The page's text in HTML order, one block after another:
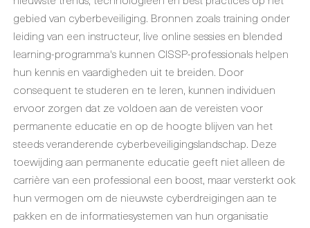
gebied van cyberbeveiliging. Bronnen zoals training onder
leiding van een instructeur, live online sessies en blended
learning-programma's kunnen CISSP-professionals helpen
hun kennis en vaardigheden uit te breiden. Door
consequent te studeren en te leren, kunnen individuen
ervoor zorgen dat ze voldoen aan de vereisten voor
permanente educatie en op de hoogte blijven van het
steeds veranderende cyberbeveiligingslandschap. Deze
toewijding aan permanente educatie geeft niet alleen de
carrière van een professional een boost, maar versterkt ook
hun vermogen om de nieuwste cyberdreigingen aan te
pakken en de informatiesystemen van hun organisatie